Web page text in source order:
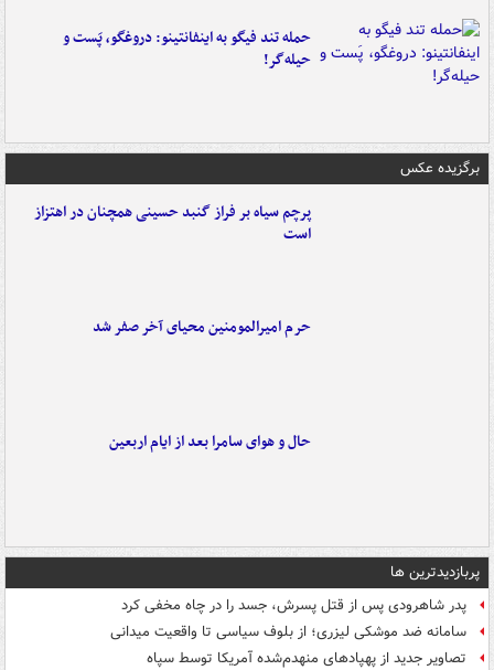
حمله تند فیگو به اینفانتینو: دروغگو، پَست‌ و
حیله‌گر!
برگزیده عکس
پرچم سیاه بر فراز گنبد حسینی همچنان در اهتزاز
است
حرم امیرالمومنین محیای آخر صفر شد
حال و هوای سامرا بعد از ایام اربعین
پربازدیدترین ها
پدر شاهرودی پس از قتل پسرش، جسد را در چاه مخفی کرد
سامانه ضد موشکی لیزری؛ از بلوف سیاسی تا واقعیت میدانی
تصاویر جدید از پهپادهای منهدم‌شده آمریکا توسط سپاه